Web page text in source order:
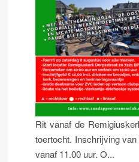
Rit vanaf de
toertocht. Inschrijving
vanaf 11.00 uur. O...